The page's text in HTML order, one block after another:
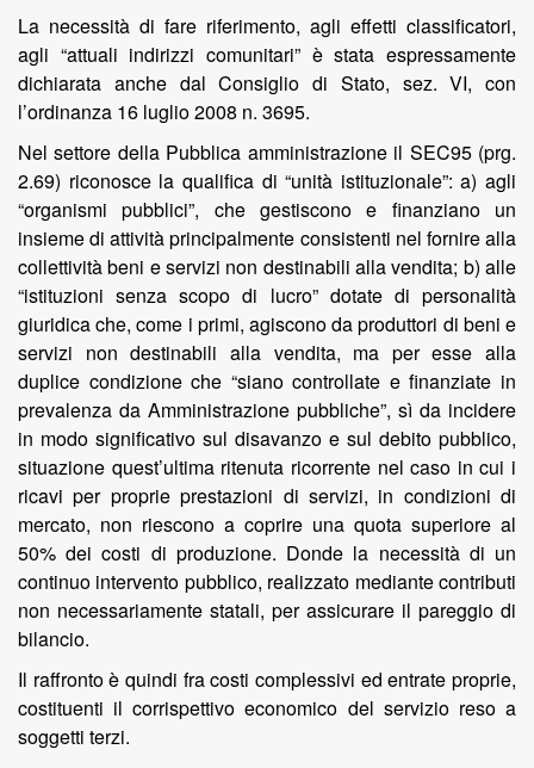
La necessità di fare riferimento, agli effetti classificatori,
agli “attuali indirizzi comunitari” è stata espressamente
dichiarata anche dal Consiglio di Stato, sez. VI, con
l’ordinanza 16 luglio 2008 n. 3695.
Nel settore della Pubblica amministrazione il SEC95 (prg.
2.69) riconosce la qualifica di “unità istituzionale”: a) agli
“organismi pubblici”, che gestiscono e finanziano un
insieme di attività principalmente consistenti nel fornire alla
collettività beni e servizi non destinabili alla vendita; b) alle
“istituzioni senza scopo di lucro” dotate di personalità
giuridica che, come i primi, agiscono da produttori di beni e
servizi non destinabili alla vendita, ma per esse alla
duplice condizione che “siano controllate e finanziate in
prevalenza da Amministrazione pubbliche”, sì da incidere
in modo significativo sul disavanzo e sul debito pubblico,
situazione quest’ultima ritenuta ricorrente nel caso in cui i
ricavi per proprie prestazioni di servizi, in condizioni di
mercato, non riescono a coprire una quota superiore al
50% dei costi di produzione. Donde la necessità di un
continuo intervento pubblico, realizzato mediante contributi
non necessariamente statali, per assicurare il pareggio di
bilancio.
Il raffronto è quindi fra costi complessivi ed entrate proprie,
costituenti il corrispettivo economico del servizio reso a
soggetti terzi.